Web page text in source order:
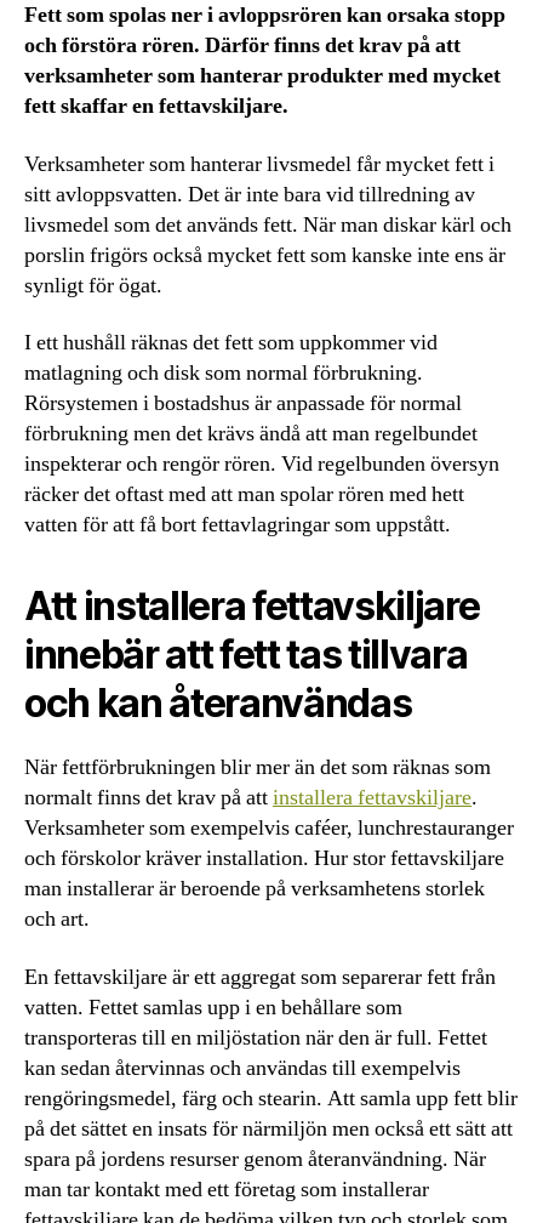
Fett som spolas ner i avloppsrören kan orsaka stopp
och förstöra rören. Därför finns det krav på att
verksamheter som hanterar produkter med mycket
fett skaffar en fettavskiljare.
Verksamheter som hanterar livsmedel får mycket fett i
sitt avloppsvatten. Det är inte bara vid tillredning av
livsmedel som det används fett. När man diskar kärl och
porslin frigörs också mycket fett som kanske inte ens är
synligt för ögat.
I ett hushåll räknas det fett som uppkommer vid
matlagning och disk som normal förbrukning.
Rörsystemen i bostadshus är anpassade för normal
förbrukning men det krävs ändå att man regelbundet
inspekterar och rengör rören. Vid regelbunden översyn
räcker det oftast med att man spolar rören med hett
vatten för att få bort fettavlagringar som uppstått.
Att installera fettavskiljare
innebär att fett tas tillvara
och kan återanvändas
När fettförbrukningen blir mer än det som räknas som
normalt finns det krav på attinstallera fettavskiljare.
Verksamheter som exempelvis caféer, lunchrestauranger
och förskolor kräver installation. Hur stor fettavskiljare
man installerar är beroende på verksamhetens storlek
och art.
En fettavskiljare är ett aggregat som separerar fett från
vatten. Fettet samlas upp i en behållare som
transporteras till en miljöstation när den är full. Fettet
kan sedan återvinnas och användas till exempelvis
rengöringsmedel, färg och stearin. Att samla upp fett blir
på det sättet en insats för närmiljön men också ett sätt att
spara på jordens resurser genom återanvändning. När
man tar kontakt med ett företag som installerar